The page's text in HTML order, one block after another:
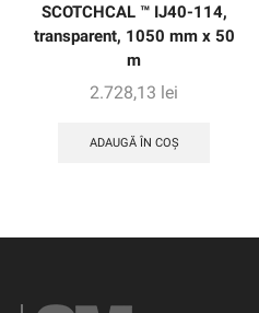
SCOTCHCAL ™ IJ40-114,
transparent, 1050 mm x 50
m
2.728,13 lei
ADAUGĂ ÎN COȘ